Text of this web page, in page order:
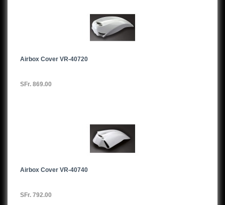
Airbox Cover VR-40720
SFr. 869.00
Airbox Cover VR-40740
SFr. 792.00